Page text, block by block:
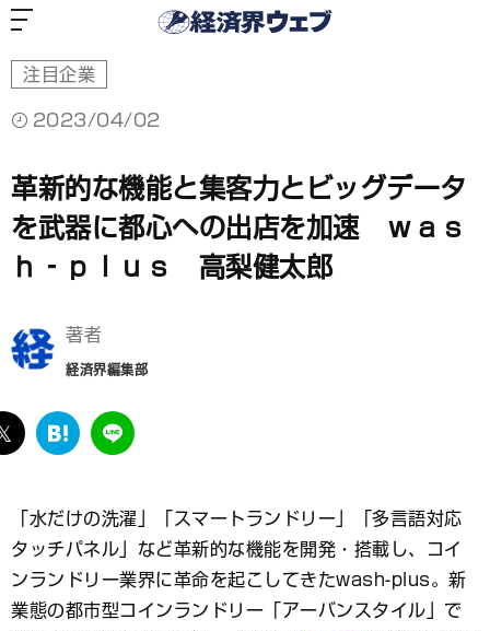
注目企業
2023/04/02
革新的な機能と集客力とビッグデータ
を武器に都心への出店を加速 ｗａｓ
ｈ‐ｐｌｕｓ 高梨健太郎
著者
経済界編集部
twitter
は
ブ
ッ
ク
マ
ク
LINE
「水だけの洗濯」「スマートランドリー」「多言語対応
タッチパネル」など革新的な機能を開発・搭載し、コイ
ンランドリー業界に革命を起こしてきたwash-plus。新
業態の都市型コインランドリー「アーバンスタイル」で